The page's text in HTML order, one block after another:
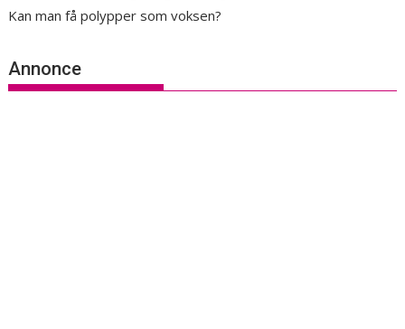
Kan man få polypper som voksen?
Annonce